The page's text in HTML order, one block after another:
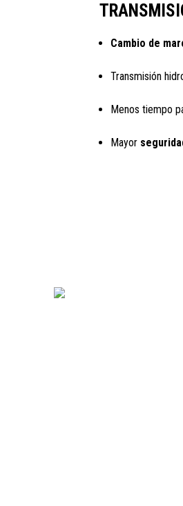
Cambio de
Transmisión
Menos tiempo
Mayor